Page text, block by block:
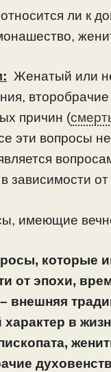
ли к
Женатый или
причин (
эти вопросы
зависимости
имеющие
которые
от эпохи,
– внешняя
в